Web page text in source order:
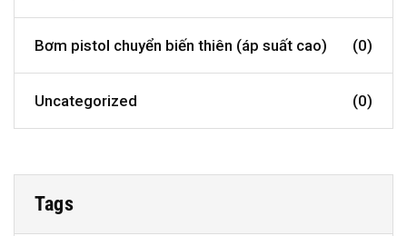
Bơm pistol chuyển biến thiên (áp suất cao) (0)
Uncategorized (0)
Tags